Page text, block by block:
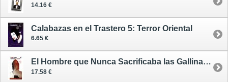
14.16 €
Calabazas en el Trastero 5: Terror Oriental
6.65 €
El Hombre que Nunca Sacrificaba las Gallinas Viejas
17.58 €